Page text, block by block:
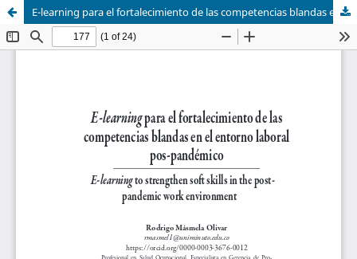
E-learning para el fortalecimiento de las competencias blandas en el entorno laboral pos-pandémico